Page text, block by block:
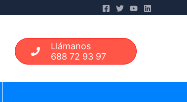
Llámanos
688 72 93 97